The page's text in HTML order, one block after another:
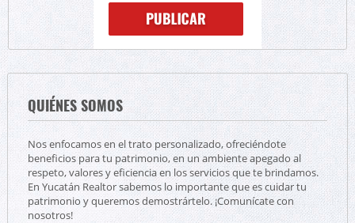
QUIÉNES SOMOS
Nos enfocamos en el trato personalizado, ofreciéndote
beneficios para tu patrimonio, en un ambiente apegado al
respeto, valores y eficiencia en los servicios que te brindamos.
En Yucatán Realtor sabemos lo importante que es cuidar tu
patrimonio y queremos demostrártelo. ¡Comunícate con
nosotros!